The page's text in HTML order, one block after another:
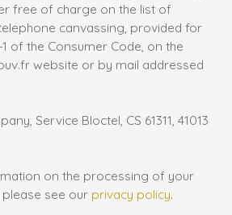
free of charge on the list of
canvassing, provided for
of the Consumer Code, on the
website or by mail addressed
Service Bloctel, CS 61311, 41013
on the processing of your
see our privacy policy.